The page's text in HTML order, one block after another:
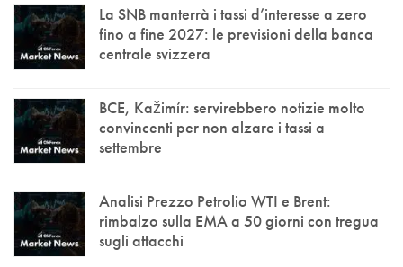
La SNB manterrà i tassi d’interesse a zero
fino a fine 2027: le previsioni della banca
centrale svizzera
BCE, Kažimír: servirebbero notizie molto
convincenti per non alzare i tassi a
settembre
Analisi Prezzo Petrolio WTI e Brent:
rimbalzo sulla EMA a 50 giorni con tregua
sugli attacchi